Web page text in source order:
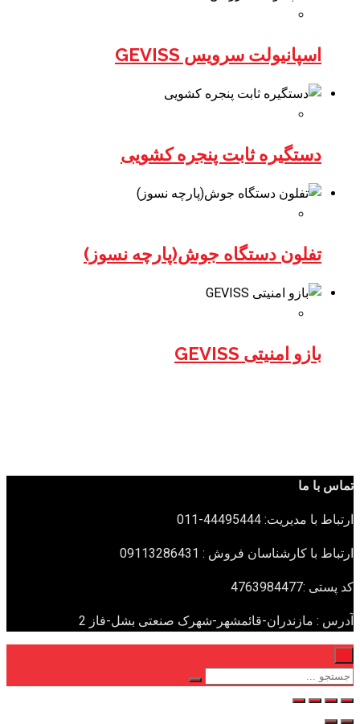
اسپانیولت سرویس GEVISS
دستگیره ثابت پنجره کشویی
تفلون دستگاه جوش(پارچه نسوز)
بازو امنیتی GEVISS
تماس با ما
ارتباط با مدیریت: 44495444-011
ارتباط با کارشناسان فروش : 09113286431
کد پستی :4763984477
آدرس : مازندران-قائمشهر-شهرک صنعتی بشل-فاز 2